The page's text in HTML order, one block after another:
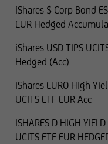
iShares $ Corp Bond
EUR Hedged
iShares USD TIPS
Hedged (Acc)
iShares EURO High
UCITS ETF EUR Acc
ISHARES D HIGH YIELD
UCITS ETF EUR
sollecitazioni o
soggetti
sono illegali
scopi.